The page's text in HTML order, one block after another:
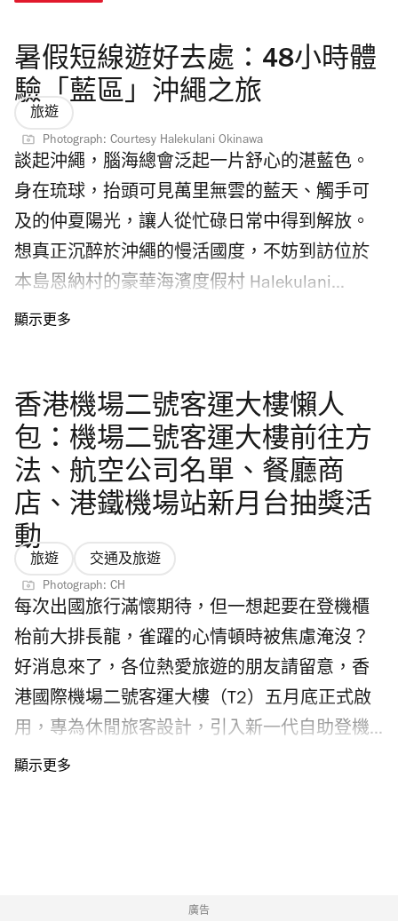
暑假短線遊好去處：48小時體
驗「藍區」沖繩之旅
旅遊
Photograph: Courtesy Halekulani Okinawa
談起沖繩，腦海總會泛起一片舒心的湛藍色。
身在琉球，抬頭可見萬里無雲的藍天、觸手可
及的仲夏陽光，讓人從忙碌日常中得到解放。
想真正沉醉於沖繩的慢活國度，不妨到訪位於
本島恩納村的豪華海濱度假村 Halekulani
Okinawa（海麗客蘭尼沖繩），其面向全長約
餐飲、體驗活動、豪華精品店、Spa 及五個游
泳池，讓你足不出戶也能全天候享受沖繩悠閒
之旅。
香港機場二號客運大樓懶人
包：機場二號客運大樓前往方
法、航空公司名單、餐廳商
店、港鐵機場站新月台抽獎活
動
旅遊 交通及旅遊
Photograph: CH
每次出國旅行滿懷期待，但一想起要在登機櫃
枱前大排長龍，雀躍的心情頓時被焦慮淹沒？
好消息來了，各位熱愛旅遊的朋友請留意，香
港國際機場二號客運大樓（T2）五月底正式啟
用，專為休閒旅客設計，引入新一代自助登機
系統及一系列智能科技，並引入人氣食店及品
二號客運大樓交通前往方法、航空公司名單、
廣告